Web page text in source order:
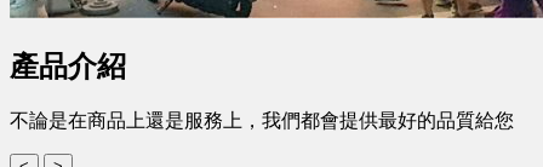
產品介紹
不論是在商品上還是服務上，我們都會提供最好的品質給您